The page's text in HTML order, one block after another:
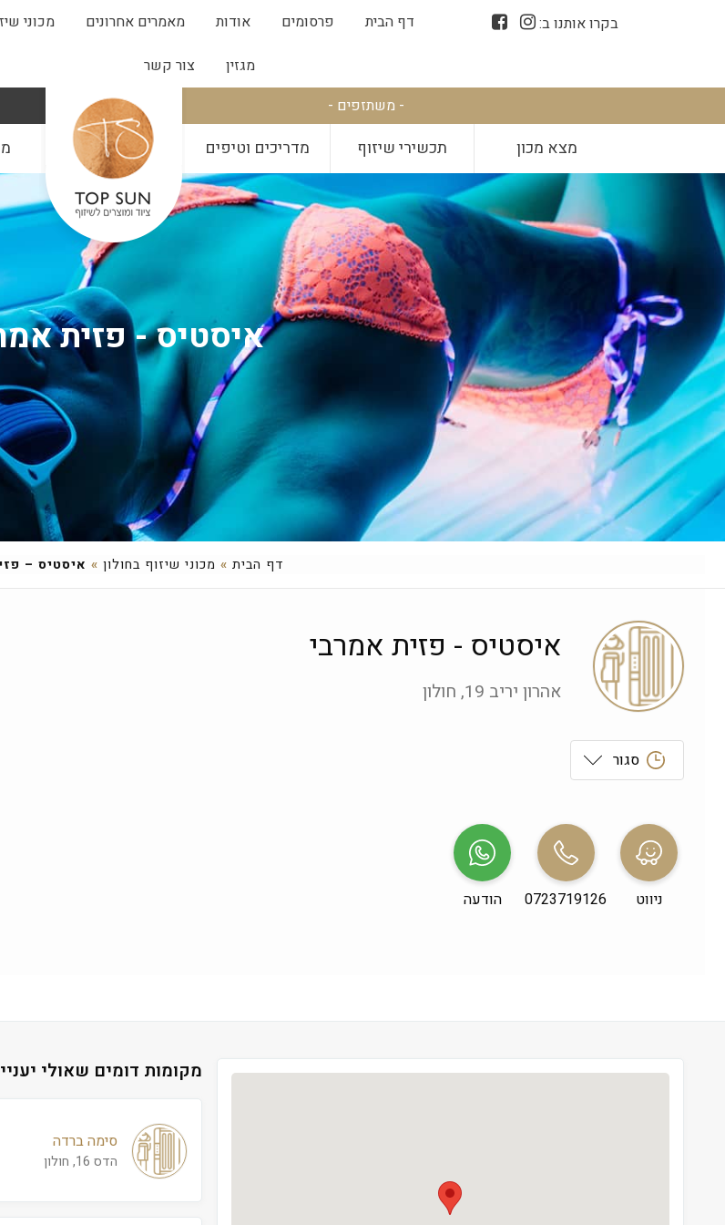
בקרו אותנו ב: דף הבית פרסומים אודות מאמרים אחרונים
מכוני
מגזין
צור קשר
- משתזפים -
מצא מכון תכשירי שיזוף מדריכים וטיפים
איסטיס - פזית
דף הבית » מכוני שיזוף בחולון » איסטיס –
איסטיס - פזית אמרבי
אהרון יריב 19, חולון
סגור
שני
09:00-19:00
שלישי
רביעי
ניווט 0723719126 הודעה
מקומות דומים שאולי
סימה ברדה
הדס 16, חולון